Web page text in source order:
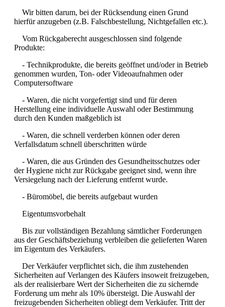
Wir bitten darum, bei der Rücksendung einen Grund
hierfür anzugeben (z.B. Falschbestellung, Nichtgefallen etc.).
Vom Rückgaberecht ausgeschlossen sind folgende
Produkte:
- Technikprodukte, die bereits geöffnet und/oder in Betrieb
genommen wurden, Ton- oder Videoaufnahmen oder
Computersoftware
- Waren, die nicht vorgefertigt sind und für deren
Herstellung eine individuelle Auswahl oder Bestimmung
durch den Kunden maßgeblich ist
- Waren, die schnell verderben können oder deren
Verfallsdatum schnell überschritten würde
- Waren, die aus Gründen des Gesundheitsschutzes oder
der Hygiene nicht zur Rückgabe geeignet sind, wenn ihre
Versiegelung nach der Lieferung entfernt wurde.
- Büromöbel, die bereits aufgebaut wurden
Eigentumsvorbehalt
Bis zur vollständigen Bezahlung sämtlicher Forderungen
aus der Geschäftsbeziehung verbleiben die gelieferten Waren
im Eigentum des Verkäufers.
Der Verkäufer verpflichtet sich, die ihm zustehenden
Sicherheiten auf Verlangen des Käufers insoweit freizugeben,
als der realisierbare Wert der Sicherheiten die zu sichernde
Forderung um mehr als 10% übersteigt. Die Auswahl der
freizugebenden Sicherheiten obliegt dem Verkäufer. Tritt der